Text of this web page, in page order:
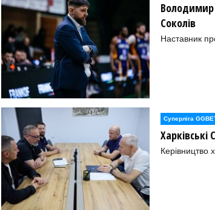
(Гола Пристань))
01)
(Гола Пристань))
Володимир
Соколів
Наставник
Суперліга
Керівництво